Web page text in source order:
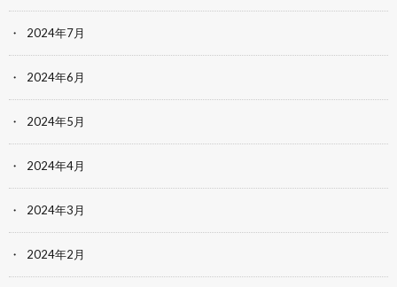
2024年7月
2024年6月
2024年5月
2024年4月
2024年3月
2024年2月